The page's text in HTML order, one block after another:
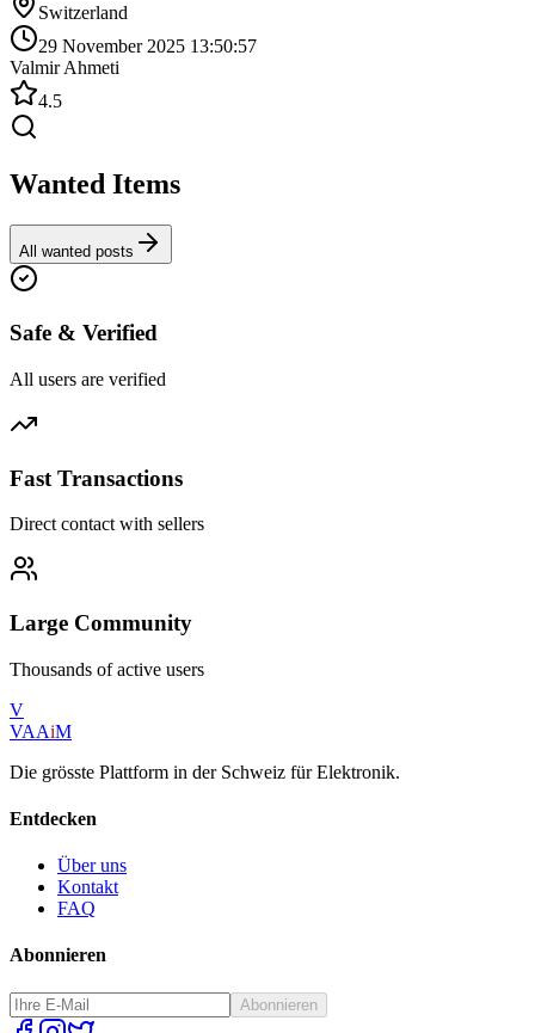
Switzerland
29 November 2025 13:50:57
Valmir Ahmeti
4.5
Wanted Items
All wanted posts
Safe & Verified
All users are verified
Fast Transactions
Direct contact with sellers
Large Community
Thousands of active users
V
VAAiM
Die grösste Plattform in der Schweiz für Elektronik.
Entdecken
Über uns
Kontakt
FAQ
Abonnieren
Abonnieren